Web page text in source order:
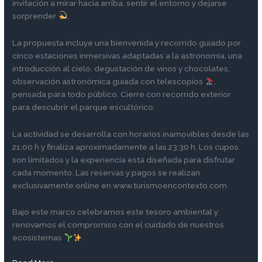
invitación a mirar hacia arriba, sentir el entorno y dejarse
sorprender
La propuesta incluye una bienvenida y recorrido guiado por
cinco estaciones inmersivas adaptadas a la astronomía, una
introducción al cielo, degustación de vinos y chocolates,
observación astronómica guiada con telescopios
pensada para todo público. Cierre con recorrido exterior
para descubrir el parque escultórico.
La actividad se desarrolla con horarios inamovibles desde las
21:00 h y finaliza aproximadamente a las 23:30 h. Los cupos
son limitados y la experiencia está diseñada para disfrutar
cada momento. Las reservas y pagos se realizan
exclusivamente online en www.turismoencontexto.com
Bajo este marco celebramos este tesoro ambiental y
renovamos el compromiso con el cuidado de nuestros
ecosistemas
.